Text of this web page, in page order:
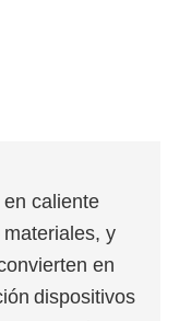
caliente
materiales, y
en
dispositivos